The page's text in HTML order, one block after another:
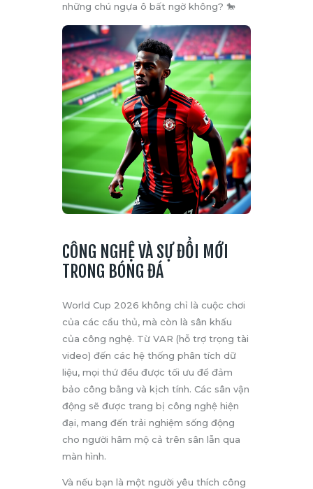
những chú ngựa ô bất ngờ không? 🐎
CÔNG NGHỆ VÀ SỰ ĐỔI MỚI
TRONG BÓNG ĐÁ
World Cup 2026 không chỉ là cuộc chơi
của các cầu thủ, mà còn là sân khấu
của công nghệ. Từ VAR (hỗ trợ trọng tài
video) đến các hệ thống phân tích dữ
liệu, mọi thứ đều được tối ưu để đảm
bảo công bằng và kịch tính. Các sân vận
động sẽ được trang bị công nghệ hiện
đại, mang đến trải nghiệm sống động
cho người hâm mộ cả trên sân lẫn qua
màn hình.
Và nếu bạn là một người yêu thích công